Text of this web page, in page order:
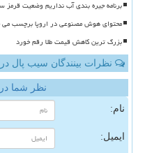
برنامه جیره بندی آب نداریم وضعیت قرمز
محتوای هوش مصنوعی در اروپا برچسب می
بزرگ ترین کاهش قیمت طلا رقم خورد
نظرات بینندگان سیب پال
نظر شما
نام:
ایمیل: